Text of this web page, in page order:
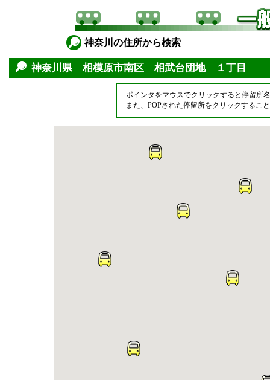
神奈川の住所から検索
神奈川県 相模原市南区 相武台団地 １丁目
ポインタをマウスでクリックすると停留所
また、POPされた停留所をクリックするこ